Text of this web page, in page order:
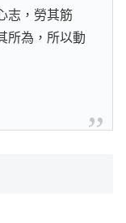
志，勞其筋
所為，所以動